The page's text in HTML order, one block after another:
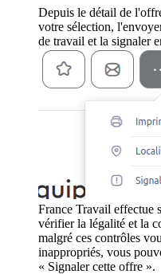
Depuis le détail de
votre sélection,
de travail et la signaler
France Travail effectue
vérifier la légalité et la
malgré ces contrôles
inappropriés, vous
« Signaler cette offre ».